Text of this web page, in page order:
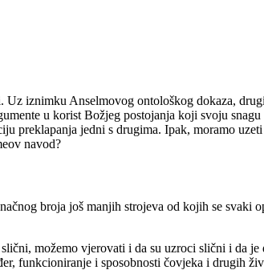
iznimku Anselmovog ontološkog dokaza,
u korist Božjeg postojanja koji svoju snagu
preklapanja jedni s drugima. Ipak, moramo
navod?
broja još manjih strojeva od kojih se svaki
možemo vjerovati i da su uzroci slični i da je
funkcioniranje i sposobnosti čovjeka i drugih